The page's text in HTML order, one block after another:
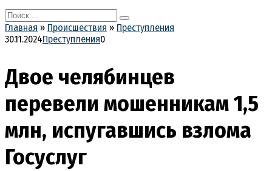
Search
for:
Главная » Происшествия » Преступления
30.11.2024Преступления0
Двое челябинцев
перевели мошенникам 1,5
млн, испугавшись взлома
Госуслуг